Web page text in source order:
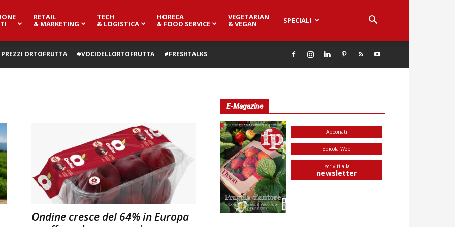
RETAIL
& MARKETING
TECH
& LOGISTICA
HORECA
& FOOD SERVICE
VEGETARIAN
& VEGAN SPECIALI
PREZZI ORTOFRUTTA #VOCIDELLORTOFRUTTA #FRESHTALKS
Ondine cresce del 64% in Europa
E-Magazine
Abbonati
Edicola Web
Iscriviti alla
newsletter